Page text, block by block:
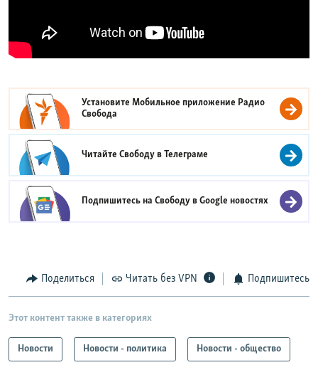
Установите Мобильное приложение Радио
Свобода
Читайте Свободу вТелеграме
Подпишитесь на Свободу вGoogle новостях
Поделиться Читать без VPN Подпишитесь
Этот контент также в категориях
Новости Новости - политика Новости - общество